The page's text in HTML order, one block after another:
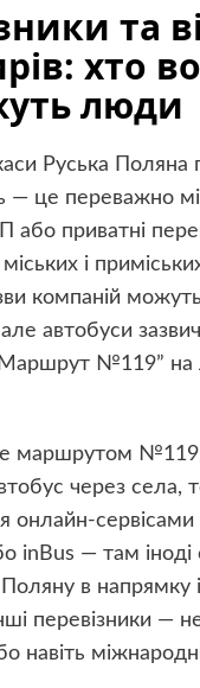
та
хто
люди
Руська Поляна
— це переважно
або приватні
і
компаній можуть
автобуси
№119” на
маршрутом
через села,
онлайн-сервісами
inBus — там іноді
в напрямку
перевізники — не
навіть